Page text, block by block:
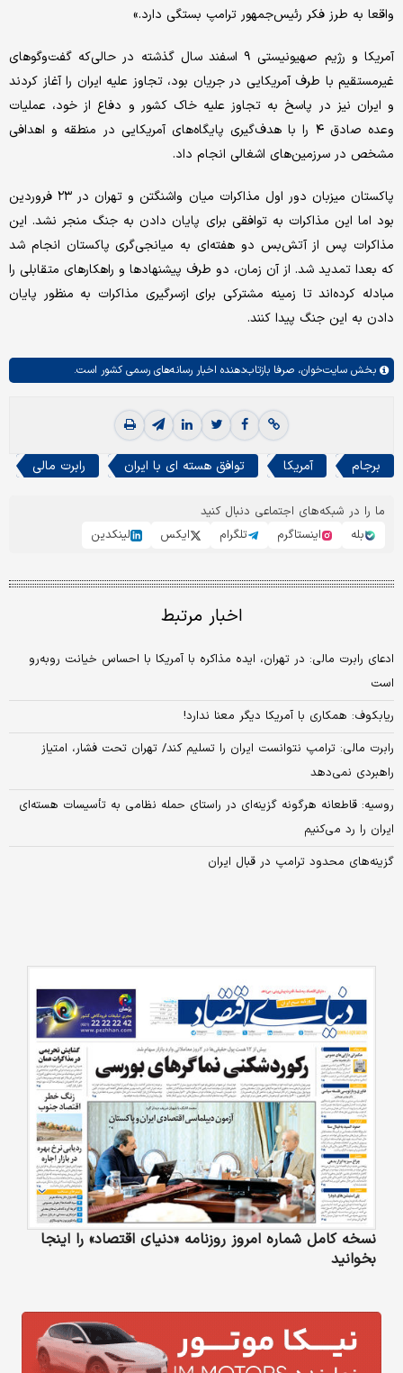
واقعا به طرز فکر رئیس‌جمهور ترامپ بستگی دارد.»
آمریکا و رژیم صهیونیستی ۹ اسفند سال گذشته در حالی‌که گفت‌وگوهای
غیرمستقیم با طرف آمریکایی در جریان بود، تجاوز علیه ایران را آغاز کردند
و ایران نیز در پاسخ به تجاوز علیه خاک کشور و دفاع از خود، عملیات
وعده صادق ۴ را با هدف‌گیری پایگاه‌های آمریکایی در منطقه و اهدافی
مشخص در سرزمین‌های اشغالی انجام داد.
پاکستان میزبان دور اول مذاکرات میان واشنگتن و تهران در ۲۳ فروردین
بود اما این مذاکرات به توافقی برای پایان دادن به جنگ منجر نشد. این
مذاکرات پس از آتش‌بس دو هفته‌ای به میانجی‌گری پاکستان انجام شد
که بعدا تمدید شد. از آن زمان، دو طرف پیشنهادها و راهکارهای متقابلی را
مبادله کرده‌اند تا زمینه مشترکی برای ازسرگیری مذاکرات به منظور پایان
دادن به این جنگ پیدا کنند.
بخش سایت‌خوان، صرفا بازتاب‌دهنده اخبار رسانه‌های رسمی کشور است.
برجام آمریکا توافق هسته ای با ایران رابرت مالی
ما را در شبکه‌های اجتماعی دنبال کنید
بله
اینستاگرم تلگرام ایکس لینکدین
اخبار مرتبط
ادعای رابرت مالی: در تهران، ایده مذاکره با آمریکا با احساس خیانت روبه‌رو
است
ریابکوف: همکاری با آمریکا دیگر معنا ندارد!
رابرت مالی: ترامپ نتوانست ایران را تسلیم کند/ تهران تحت فشار، امتیاز
راهبردی نمی‌دهد
روسیه: قاطعانه هرگونه گزینه‌ای در راستای حمله نظامی به تأسیسات هسته‌ای
ایران را رد می‌کنیم
گزینه‌های محدود ترامپ در قبال ایران
نسخه کامل شماره امروز روزنامه «دنیای‌ اقتصاد» را اینجا
بخوانید